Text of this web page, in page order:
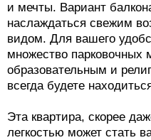
и мечты. Вариант
наслаждаться свежим
видом. Для вашего
множество парковочных
образовательным и
всегда будете
Эта квартира, скорее
легкостью может стать